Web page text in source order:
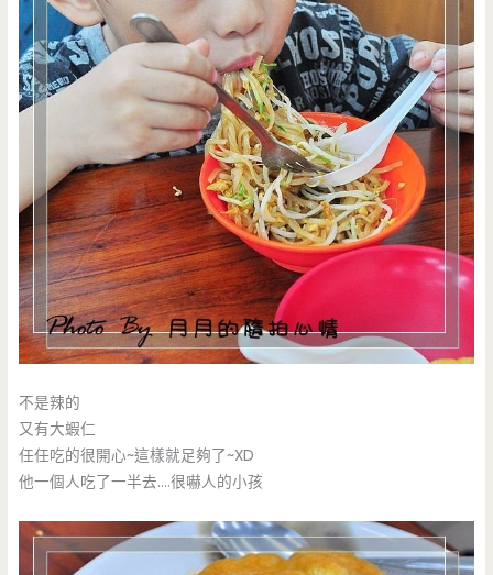
不是辣的
又有大蝦仁
任任吃的很開心~這樣就足夠了~XD
他一個人吃了一半去….很嚇人的小孩